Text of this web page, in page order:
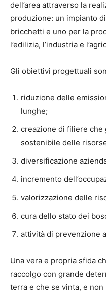
dell’area attraverso la
produzione: un impianto
bricchetti e uno per la
l’edilizia, l’industria e
Gli obiettivi progettuali
riduzione delle
lunghe;
creazione di filiere che
sostenibile delle
diversificazione
incremento
valorizzazione delle
cura dello stato dei
attività di prevenzione
Una vera e propria sfida
raccolgo con grande
terra e che se vinta, e